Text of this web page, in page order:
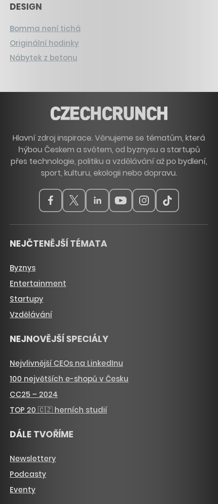
DESIGN
Bomma není tichá
Originální hodinky
Nábytek z betonu
Hlavní zdroj inspirace. Věnujeme se tématům, která
hýbou Českem a světem, od byznysu a startupů
přes technologie, politiku a vzdělávání až po bydlení,
sport, kulturu, ekologii nebo dopravu.
NEJČTENĚJŠÍ TÉMATA
Byznys
Entertainment
Startupy
Vzdělávání
NEJNOVĚJŠÍ SPECIÁLY
Nejvlivnější CEOs na LinkedInu
100 největších e-shopů v Česku
CC25 – 2024
TOP 20 🇨🇿 herních studií
DÁLE TVOŘÍME
Newslettery
Podcasty
Eventy